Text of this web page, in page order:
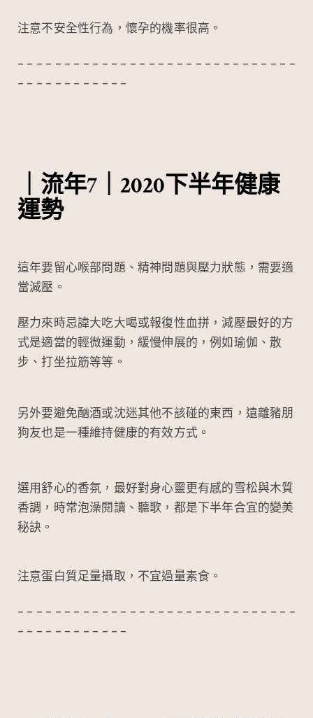
注意不安全性行為，懷孕的機率很高。
– – – – – – – – – – – – – – – – – – – – – – – – – – – – – –
– – – – – – – – – – – –
｜流年7｜2020下半年健康
運勢
這年要留心喉部問題、精神問題與壓力狀態，需要適
當減壓。
壓力來時忌諱大吃大喝或報復性血拼，減壓最好的方
式是適當的輕微運動，緩慢伸展的，例如瑜伽、散
步、打坐拉筋等等。
另外要避免酗酒或沈迷其他不該碰的東西，遠離豬朋
狗友也是一種維持健康的有效方式。
選用舒心的香氛，最好對身心靈更有感的雪松與木質
香調，時常泡澡閱讀、聽歌，都是下半年合宜的變美
秘訣。
注意蛋白質足量攝取，不宜過量素食。
– – – – – – – – – – – – – – – – – – – – – – – – – – – – – –
– – – – – – – – – – – –